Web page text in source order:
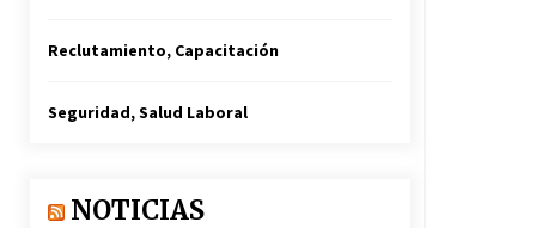
Reclutamiento, Capacitación
Seguridad, Salud Laboral
NOTICIAS